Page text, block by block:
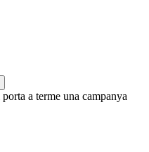
a terme una campanya